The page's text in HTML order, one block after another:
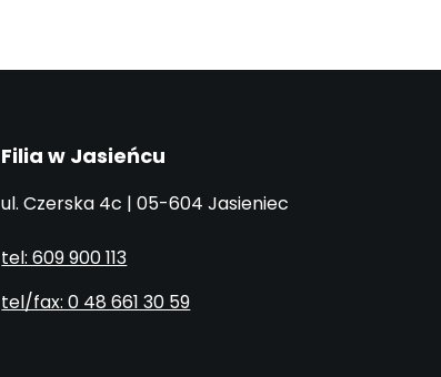
Filia w Jasieńcu
ul. Czerska 4c | 05-604 Jasieniec
tel: 609 900 113
tel/fax: 0 48 661 30 59